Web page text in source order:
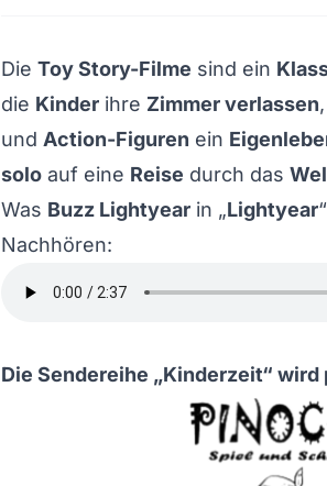
Die Toy Story-Filme sind ein
die Kinder ihre Zimmer verlassen
und Action-Figuren ein
solo auf eine Reise durch das
Was Buzz Lightyear in „Lightyear
Nachhören:
Die Sendereihe „Kinderzeit“